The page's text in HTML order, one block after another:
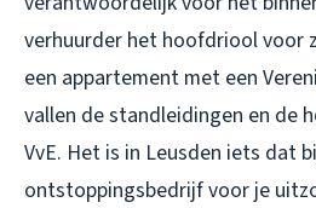
verhuurder het hoofdriool voor
een appartement met een
vallen de standleidingen en de
VvE. Het is in Leusden iets dat
ontstoppingsbedrijf voor je